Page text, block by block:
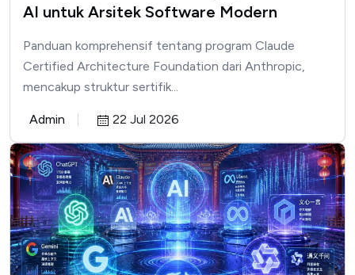
AI untuk Arsitek Software Modern
Panduan komprehensif tentang program Claude
Certified Architecture Foundation dari Anthropic,
mencakup struktur sertifik...
Admin 22 Jul 2026